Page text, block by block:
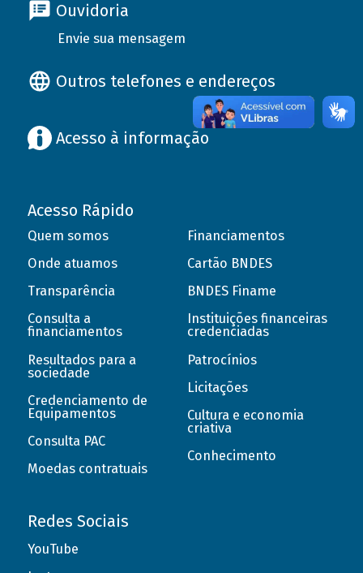
Ouvidoria
Envie sua mensagem
Outros telefones e endereços
Acesso à informação
Acesso Rápido
Quem somos
Onde atuamos
Transparência
Consulta a
financiamentos
Resultados para a
sociedade
Credenciamento de
Equipamentos
Consulta PAC
Moedas contratuais
Financiamentos
Cartão BNDES
BNDES Finame
Instituições financeiras
credenciadas
Patrocínios
Licitações
Cultura e economia
criativa
Conhecimento
Redes Sociais
YouTube